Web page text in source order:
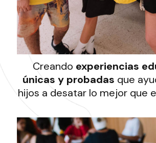
Creando experiencias
únicas y probadas que
hijos a desatar lo mejor que